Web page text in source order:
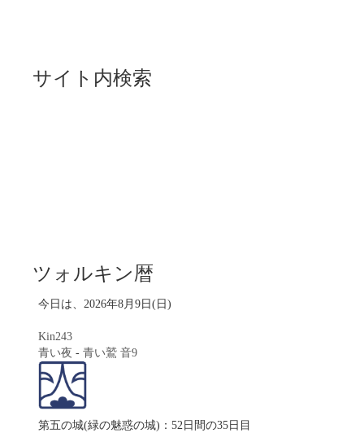
サイト内検索
ツォルキン暦
今日は、2026年8月9日(日)
Kin243
青い夜 - 青い鷲 音9
第五の城(緑の魅惑の城)：52日間の35日目